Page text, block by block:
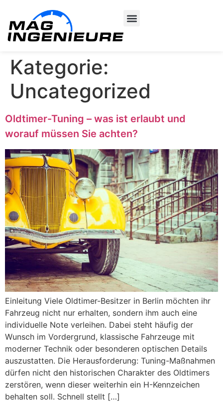
Kategorie:
Uncategorized
Oldtimer-Tuning – was ist erlaubt und
worauf müssen Sie achten?
Einleitung Viele Oldtimer-Besitzer in Berlin möchten ihr
Fahrzeug nicht nur erhalten, sondern ihm auch eine
individuelle Note verleihen. Dabei steht häufig der
Wunsch im Vordergrund, klassische Fahrzeuge mit
moderner Technik oder besonderen optischen Details
auszustatten. Die Herausforderung: Tuning-Maßnahmen
dürfen nicht den historischen Charakter des Oldtimers
zerstören, wenn dieser weiterhin ein H-Kennzeichen
behalten soll. Schnell stellt […]